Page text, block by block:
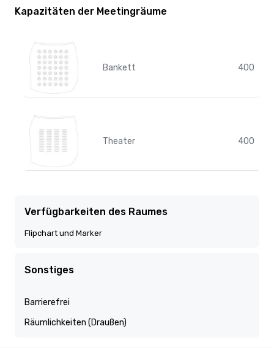
Kapazitäten der Meetingräume
Bankett 400
Theater 400
Verfügbarkeiten des Raumes
Flipchart und Marker
Sonstiges
Barrierefrei
Räumlichkeiten (Draußen)